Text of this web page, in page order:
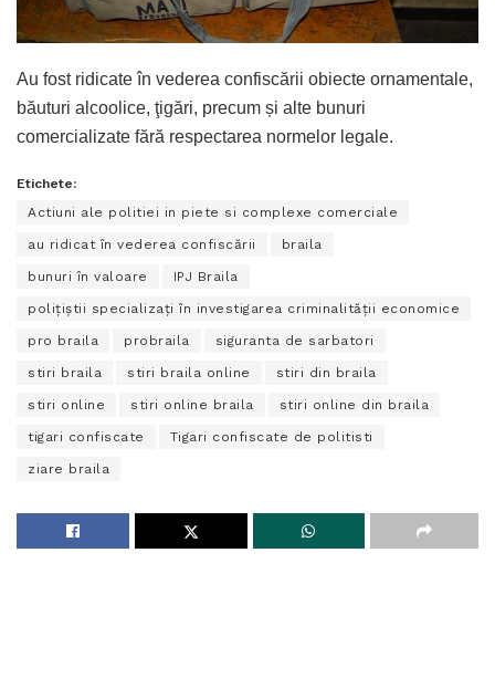
Au fost ridicate în vederea confiscării obiecte ornamentale,
băuturi alcoolice, ţigări, precum și alte bunuri
comercializate fără respectarea normelor legale.
Etichete:
Actiuni ale politiei in piete si complexe comerciale
au ridicat în vederea confiscării braila
bunuri în valoare IPJ Braila
poliţiştii specializaţi în investigarea criminalităţii economice
pro braila probraila siguranta de sarbatori
stiri braila stiri braila online stiri din braila
stiri online stiri online braila stiri online din braila
tigari confiscate Tigari confiscate de politisti
ziare braila